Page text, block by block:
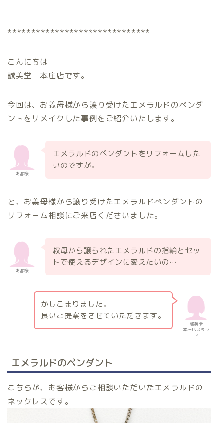
******************************
こんにちは
誠美堂 本庄店です。
今回は、お義母様から譲り受けたエメラルドのペンダ
ントをリメイクした事例をご紹介いたします。
お客様
エメラルドのペンダントをリフォームした
いのですが。
と、お義母様から譲り受けたエメラルドペンダントの
リフォ－ム相談にご来店くださいました。
お客様
叔母から譲られたエメラルドの指輪とセッ
トで使えるデザインに変えたいの…
誠美堂
本庄店スタッ
フ
かしこまりました。
良いご提案をさせていただきます。
エメラルドのペンダント
こちらが、お客様からご相談いただいたエメラルドの
ネックレスです。